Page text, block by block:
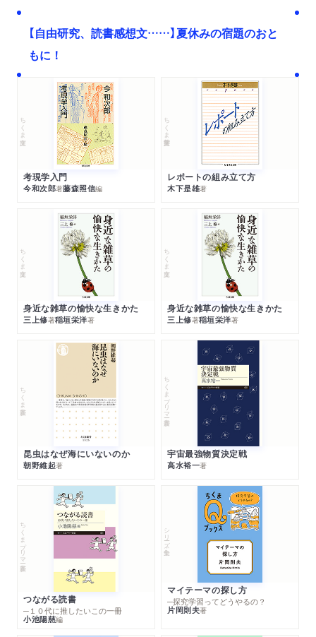
【自由研究、読書感想文……】夏休みの宿題のおと
もに！
ちくま文庫
考現学入門
今和次郎著藤森照信編
ちくま学芸文庫
レポートの組み立て方
木下是雄著
ちくま文庫
身近な雑草の愉快な生きかた
三上修著稲垣栄洋著
ちくま文庫
身近な雑草の愉快な生きかた
三上修著稲垣栄洋著
ちくま新書
昆虫はなぜ海にいないのか
朝野維起著
ちくまプリマー新書
宇宙最強物質決定戦
高水裕一著
ちくまプリマー新書
つながる読書
─１０代に推したいこの一冊
小池陽慈編
シリーズ・全集
マイテーマの探し方
─探究学習ってどうやるの？
片岡則夫著